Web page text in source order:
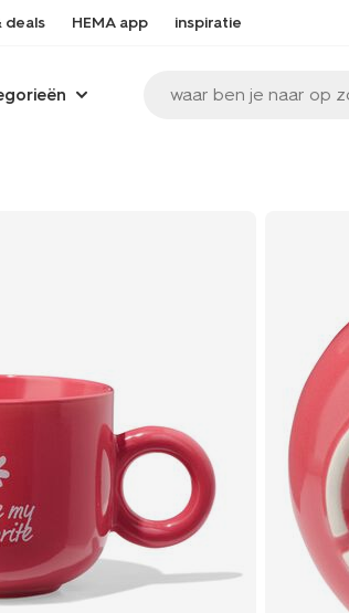
deals HEMA app inspiratie
waar ben je naar op